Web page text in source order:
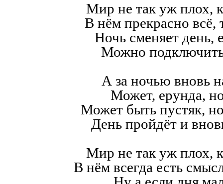
Мир не так уж плох,
В нём прекрасно всё,
Ночь сменяет день,
Можно
А за ночью вновь
Может, ерунда,
Может быть пустяк,
День пройдёт и
Мир не так уж плох,
В нём всегда есть